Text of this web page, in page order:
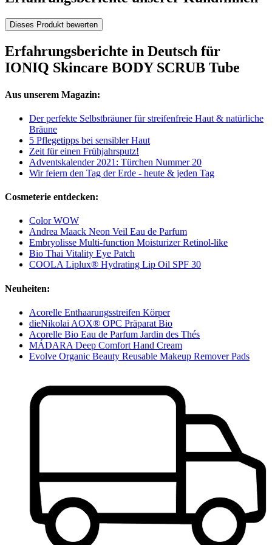
Dieses Produkt bewerten
Erfahrungsberichte in Deutsch für
IONIQ Skincare BODY SCRUB Tube
Aus unserem Magazin:
Der perfekte Selbstbräuner für streifenfreie Haut & natürliche
Bräune
5 Pflegetipps bei sensibler Haut
Zeit für einen Frühjahrsputz!
Adventskalender 2021: Türchen Nummer 20
Wir feiern den Tag der Erde - heute & jeden Tag
Cosmeterie entdecken:
Color WOW
Andrea Maack Neon Veil Eau de Parfum
Embryolisse Multi-function Moisturizer Retinol-like
Bio Thai Vitality Eye Patch
COOLA Liplux® Hydrating Lip Oil SPF 30
Neuheiten:
Acorelle Enthaarungsstreifen Körper
dieNikolai AOX® OPC Präparat Bio
Acorelle Bio Eau de Parfum Jardin des Thés
MÁDARA Deep Comfort Hand Cream
Evolve Organic Beauty Reusable Makeup Remover Pads